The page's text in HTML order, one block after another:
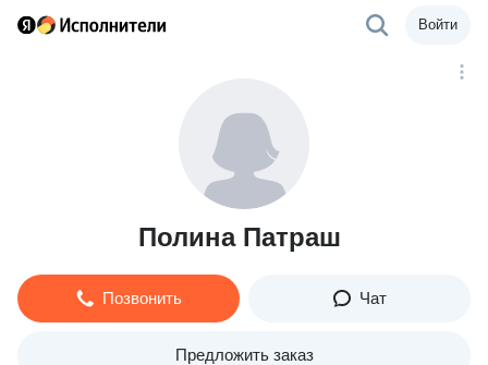
Войти
Полина Патраш
Позвонить Чат
Предложить заказ